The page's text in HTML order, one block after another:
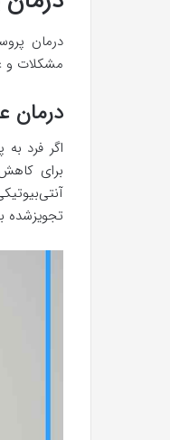
درمان
مشکلات و
درمان
اگر فرد
برای
تجویزشده